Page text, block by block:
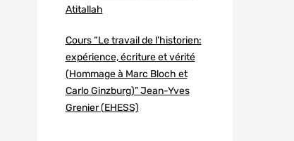
Atitallah
Cours “Le travail de l’historien:
expérience, écriture et vérité
(Hommage à Marc Bloch et
Carlo Ginzburg)” Jean-Yves
Grenier (EHESS)